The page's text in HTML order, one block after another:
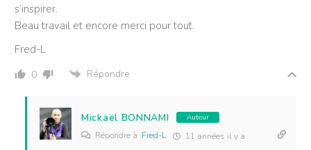
s’inspirer.
Beau travail et encore merci pour tout.
Fred-L
0 Répondre
Mickaël BONNAMI Auteur
Répondre à Fred-L 11 années il y a